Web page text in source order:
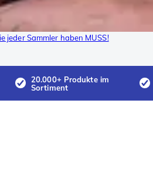
jeder Sammler haben MUSS!
20.000+ Produkte im
Sortiment